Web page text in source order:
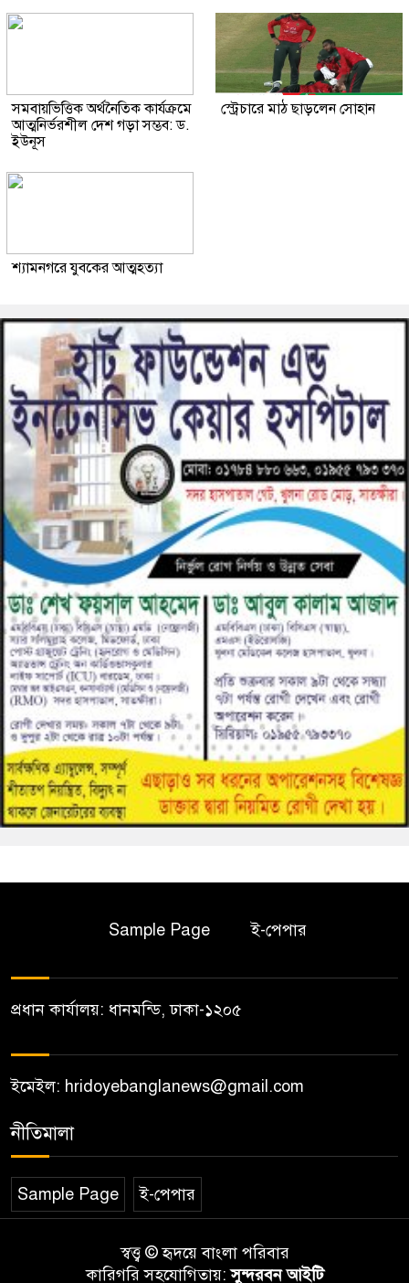
সমবায়ভিত্তিক অর্থনৈতিক কার্যক্রমে
আত্মনির্ভরশীল দেশ গড়া সম্ভব: ড.
ইউনূস
স্ট্রেচারে মাঠ ছাড়লেন সোহান
শ্যামনগরে যুবকের আত্মহত্যা
Sample Page ই-পেপার
প্রধান কার্যালয়: ধানমন্ডি, ঢাকা-১২০৫
ইমেইল: hridoyebanglanews@gmail.com
নীতিমালা
Sample Page ই-পেপার
স্বত্ত্ব © হৃদয়ে বাংলা পরিবার
কারিগরি সহযোগিতায়:সুন্দরবন আইটি